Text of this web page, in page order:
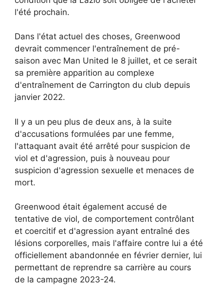
l'été prochain.
Dans l'état actuel des choses, Greenwood
devrait commencer l'entraînement de pré-
saison avec Man United le 8 juillet, et ce serait
sa première apparition au complexe
d'entraînement de Carrington du club depuis
janvier 2022.
Il y a un peu plus de deux ans, à la suite
d'accusations formulées par une femme,
l'attaquant avait été arrêté pour suspicion de
viol et d'agression, puis à nouveau pour
suspicion d'agression sexuelle et menaces de
mort.
Greenwood était également accusé de
tentative de viol, de comportement contrôlant
et coercitif et d'agression ayant entraîné des
lésions corporelles, mais l'affaire contre lui a été
officiellement abandonnée en février dernier, lui
permettant de reprendre sa carrière au cours
de la campagne 2023-24.